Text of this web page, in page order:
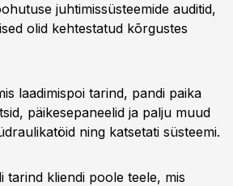
juhtimissüsteemide auditid,
olid kehtestatud kõrgustes
laadimispoi tarind, pandi paika
päikesepaneelid ja palju muud
ning katsetati süsteemi.
tarind kliendi poole teele, mis